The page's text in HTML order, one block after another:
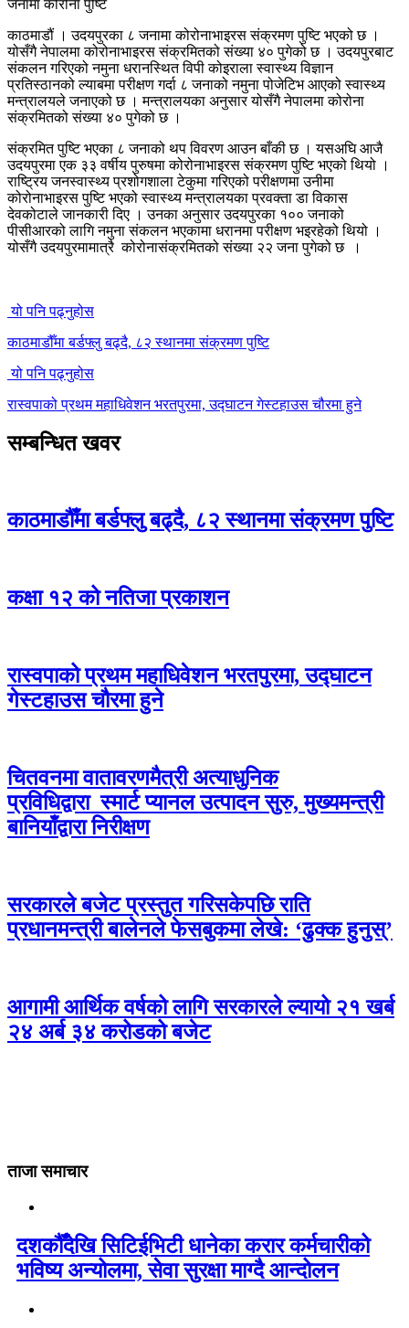
काठमाडौं । उदयपुरका ८ जनामा कोरोनाभाइरस संक्रमण पुष्टि भएको छ ।
योसँगै नेपालमा कोरोनाभाइरस संक्रमितको संख्या ४० पुगेको छ । उदयपुरबाट
संकलन गरिएको नमुना धरानस्थित विपी कोइराला स्वास्थ्य विज्ञान
प्रतिस्ठानको ल्याबमा परीक्षण गर्दा ८ जनाको नमुना पोजेटिभ आएको स्वास्थ्य
मन्त्रालयले जनाएको छ । मन्त्रालयका अनुसार योसँगै नेपालमा कोरोना
संक्रमितको संख्या ४० पुगेको छ ।
संक्रमित पुष्टि भएका ८ जनाको थप विवरण आउन बाँकी छ । यसअघि आजै
उदयपुरमा एक ३३ वर्षीय पुरुषमा कोरोनाभाइरस संक्रमण पुष्टि भएको थियो ।
राष्ट्रिय जनस्वास्थ्य प्रशोगशाला टेकुमा गरिएको परीक्षणमा उनीमा
कोरोनाभाइरस पुष्टि भएको स्वास्थ्य मन्त्रालयका प्रवक्ता डा विकास
देवकोटाले जानकारी दिए । उनका अनुसार उदयपुरका १०० जनाको
पीसीआरको लागि नमुना संकलन भएकामा धरानमा परीक्षण भइरहेको थियो ।
योसँगै उदयपुरमामात्रै कोरोनासंक्रमितको संख्या २२ जना पुगेको छ ।
यो पनि पढ्नुहोस
काठमाडौँमा बर्डफ्लु बढ्दै, ८२ स्थानमा संक्रमण पुष्टि
यो पनि पढ्नुहोस
रास्वपाको प्रथम महाधिवेशन भरतपुरमा, उद्घाटन गेस्टहाउस चौरमा हुने
सम्बन्धित खवर
काठमाडौँमा बर्डफ्लु बढ्दै, ८२ स्थानमा संक्रमण पुष्टि
कक्षा १२ को नतिजा प्रकाशन
रास्वपाको प्रथम महाधिवेशन भरतपुरमा, उद्घाटन
गेस्टहाउस चौरमा हुने
चितवनमा वातावरणमैत्री अत्याधुनिक
प्रविधिद्वारा स्मार्ट प्यानल उत्पादन सुरु, मुख्यमन्त्री
बानियाँद्वारा निरीक्षण
सरकारले बजेट प्रस्तुत गरिसकेपछि राति
प्रधानमन्त्री बालेनले फेसबुकमा लेखे: ‘ढुक्क हुनुस्’
आगामी आर्थिक वर्षको लागि सरकारले ल्यायो २१ खर्ब
२४ अर्ब ३४ करोडको बजेट
ताजा समाचार
दशकौँदेखि सिटिईभिटी धानेका करार कर्मचारीको
भविष्य अन्योलमा, सेवा सुरक्षा माग्दै आन्दोलन